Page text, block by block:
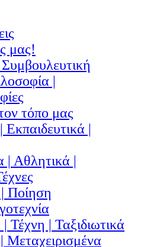
μας!
|
τόπο μας
|
| Αθλητικά |
Ποίηση
Τέχνη | Ταξιδιωτικά